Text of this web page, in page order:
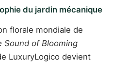
du jardin mécanique
florale mondiale de
Sound of Blooming
LuxuryLogico devient